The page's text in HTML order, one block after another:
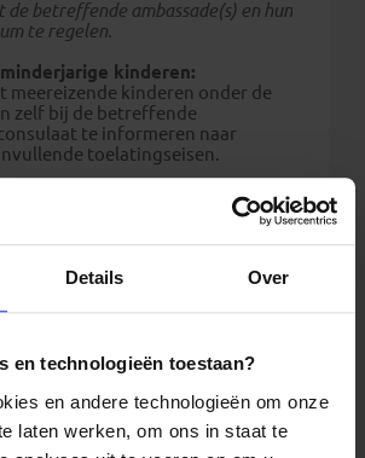
Details Over
en technologieën toestaan?
en andere technologieën om onze
laten werken, om ons in staat te
de betreffende ambassade(s) en hun
te regelen.
kinderen:
meereizende kinderen onder de
zelf bij de betreffende
te informeren naar
toelatingseisen.
een ouder-
tegen te gaan.
eisen een verklaring waaruit
volwassene ook
de ouder is of het gezag heeft.
bij de ambassade of het
het land van bestemming. We